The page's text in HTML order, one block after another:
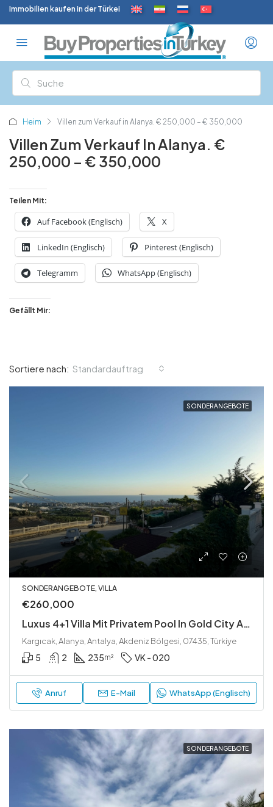
Immobilien kaufen in der Türkei
Heim Villen zum Verkauf in Alanya. € 250,000 – € 350,000
Villen Zum Verkauf In Alanya. €
250,000 – € 350,000
Teilen Mit:
Auf Facebook (Englisch) X
LinkedIn (Englisch) Pinterest (Englisch)
Telegramm WhatsApp (Englisch)
Gefällt Mir:
Sortiere nach: Standardauftrag
SONDERANGEBOTE
SONDERANGEBOTE, VILLA
€260,000
Luxus 4+1 Villa Mit Privatem Pool In Gold City Asta, Alanya
Kargıcak, Alanya, Antalya, Akdeniz Bölgesi, 07435, Türkiye
5 2 235m² VK - 020
Anruf E-Mail WhatsApp (Englisch)
SONDERANGEBOTE